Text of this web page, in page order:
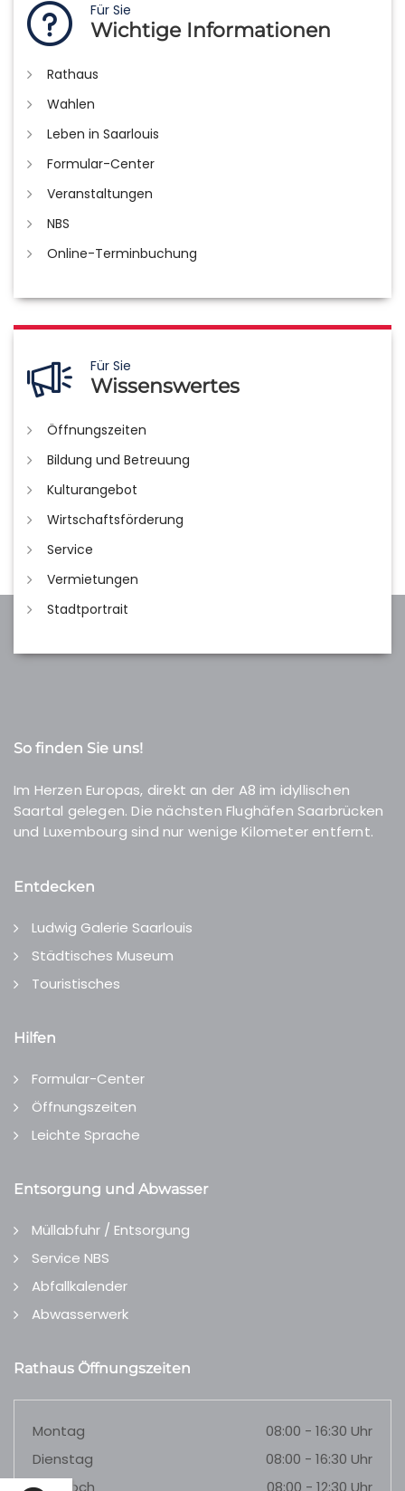
Für Sie
Wichtige Informationen
Rathaus
Wahlen
Leben in Saarlouis
Formular-Center
Veranstaltungen
NBS
Online-Terminbuchung
Für Sie
Wissenswertes
Öffnungszeiten
Bildung und Betreuung
Kulturangebot
Wirtschaftsförderung
Service
Vermietungen
Stadtportrait
So finden Sie uns!
Im Herzen Europas, direkt an der A8 im idyllischen
Saartal gelegen. Die nächsten Flughäfen Saarbrücken
und Luxembourg sind nur wenige Kilometer entfernt.
Entdecken
Ludwig Galerie Saarlouis
Städtisches Museum
Touristisches
Hilfen
Formular-Center
Öffnungszeiten
Leichte Sprache
Entsorgung und Abwasser
Müllabfuhr / Entsorgung
Service NBS
Abfallkalender
Abwasserwerk
Rathaus Öffnungszeiten
Montag
08:00 - 16:30 Uhr
Dienstag
08:00 - 16:30 Uhr
Mittwoch
08:00 - 12:30 Uhr